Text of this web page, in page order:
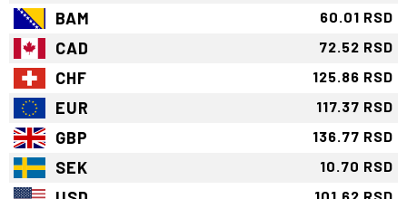
BAM 60.01 RSD
CAD 72.52 RSD
CHF 125.86 RSD
EUR 117.37 RSD
GBP 136.77 RSD
SEK 10.70 RSD